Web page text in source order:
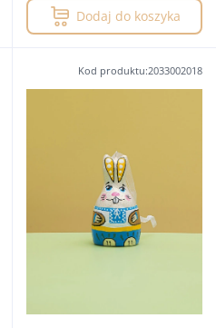
Dodaj do koszyka
Kod produktu:2033002018